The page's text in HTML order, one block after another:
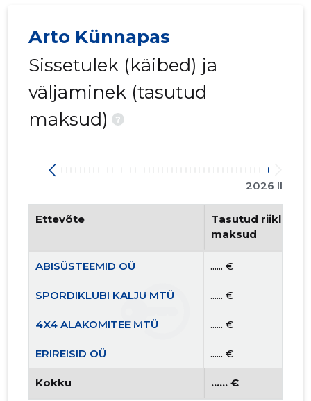
Arto Künnapas
Sissetulek (käibed) ja
väljaminek (tasutud
maksud)
?
2026 II
Ettevõte
Tasutud riiklikud
maksud
ABISÜSTEEMID OÜ ...... €
SPORDIKLUBI KALJU MTÜ ...... €
4X4 ALAKOMITEE MTÜ ...... €
ERIREISID OÜ ...... €
Kokku ...... €